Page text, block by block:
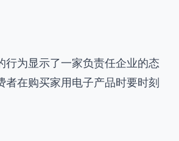
行为显示了一家负责任企业的态
者在购买家用电子产品时要时刻